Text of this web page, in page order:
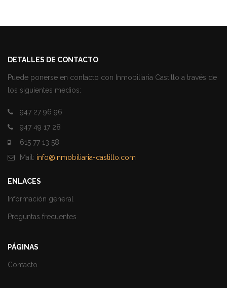
DETALLES DE CONTACTO
Puede ponerse en contacto con Inmobiliaria Castillo a través de
los siguientes medios:
947 27 96 96
947 49 17 28
615 77 13 58
Mail: info@inmobiliaria-castillo.com
ENLACES
Información general
Preguntas frecuentes
PÁGINAS
Contacto